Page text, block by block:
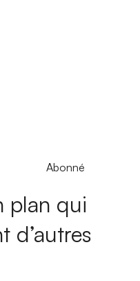
Abonné
plan qui
d’autres